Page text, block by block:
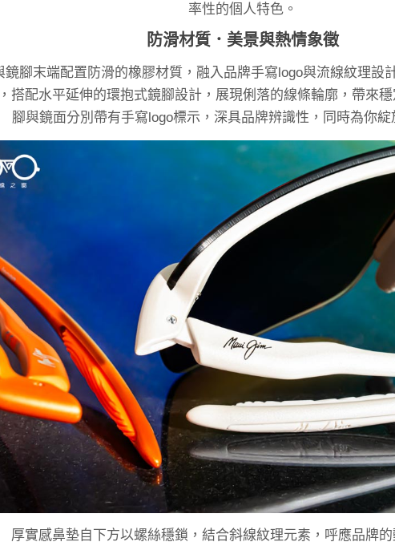
率性的個人特色。
防滑材質．美景與熱情象徵
鏡腳末端配置防滑的橡膠材質，融入品牌手寫logo與流線紋理設
搭配水平延伸的環抱式鏡腳設計，展現俐落的線條輪廓，帶來
腳與鏡面分別帶有手寫logo標示，深具品牌辨識性，同時為你綻
厚實感鼻墊自下方以螺絲穩鎖，結合斜線紋理元素，呼應品牌的